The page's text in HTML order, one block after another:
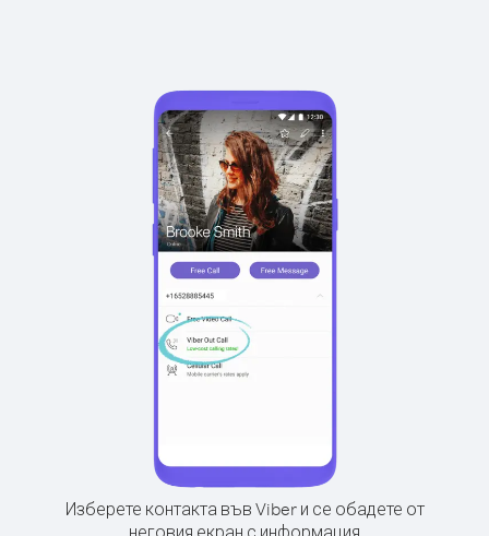
Изберете контакта във Viber и се обадете от
неговия екран с информация